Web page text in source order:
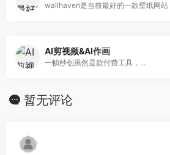
AI剪视频&AI作画
一帧秒创虽然是款付费工具，...
暂无评论